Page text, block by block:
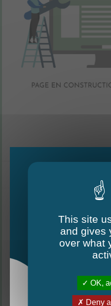
Le Mag -
This site
and gives
over what
OK,
Deny